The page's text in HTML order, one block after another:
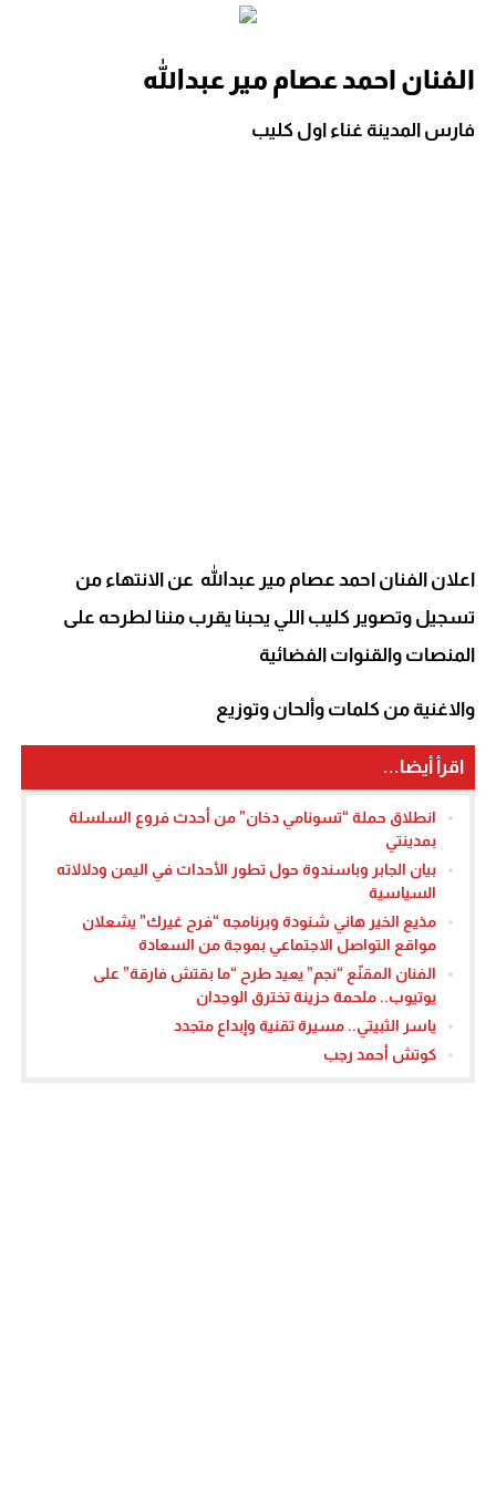
الفنان احمد عصام مير عبدالله
فارس المدينة غناء اول كليب
اعلان الفنان احمد عصام مير عبدالله عن الانتهاء من
تسجيل وتصوير كليب اللي يحبنا يقرب مننا لطرحه على
المنصات والقنوات الفضائية
والاغنية من كلمات وألحان وتوزيع
اقرأ أيضا...
انطلاق حملة “تسونامي دخان” من أحدث فروع السلسلة
بمدينتي
بيان الجابر وباسندوة حول تطور الأحداث في اليمن ودلالاته
السياسية
مذيع الخير هاني شنودة وبرنامجه “فرح غيرك” يشعلان
مواقع التواصل الاجتماعي بموجة من السعادة
الفنان المقنّع “نجم” يعيد طرح “ما بقتش فارقة” على
يوتيوب.. ملحمة حزينة تخترق الوجدان
ياسر الثبيتي.. مسيرة تقنية وإبداع متجدد
كوتش أحمد رجب